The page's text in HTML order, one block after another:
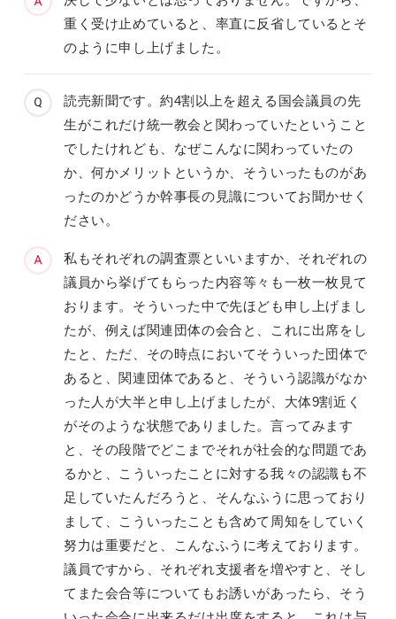
重く受け止めていると、率直に反省しているとそ
のように申し上げました。
読売新聞です。約4割以上を超える国会議員の先
生がこれだけ統一教会と関わっていたということ
でしたけれども、なぜこんなに関わっていたの
か、何かメリットというか、そういったものがあ
ったのかどうか幹事長の見識についてお聞かせく
ださい。
私もそれぞれの調査票といいますか、それぞれの
議員から挙げてもらった内容等々も一枚一枚見て
おります。そういった中で先ほども申し上げまし
たが、例えば関連団体の会合と、これに出席をし
たと、ただ、その時点においてそういった団体で
あると、関連団体であると、そういう認識がなか
った人が大半と申し上げましたが、大体9割近く
がそのような状態でありました。言ってみます
と、その段階でどこまでそれが社会的な問題であ
るかと、こういったことに対する我々の認識も不
足していたんだろうと、そんなふうに思っており
まして、こういったことも含めて周知をしていく
努力は重要だと、こんなふうに考えております。
議員ですから、それぞれ支援者を増やすと、そし
てまた会合等についてもお誘いがあったら、そう